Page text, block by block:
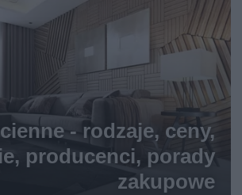
- rodzaje, ceny,
producenci, porady
zakupowe